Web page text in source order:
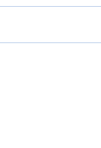
cuscinetto.